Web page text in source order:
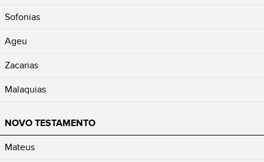
Sofonias
Ageu
Zacarias
Malaquias
NOVO TESTAMENTO
Mateus